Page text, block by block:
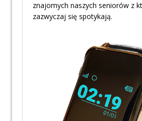
znajomych naszych seniorów z
zazwyczaj się spotykają.